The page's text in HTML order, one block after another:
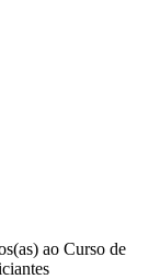
ao Curso de